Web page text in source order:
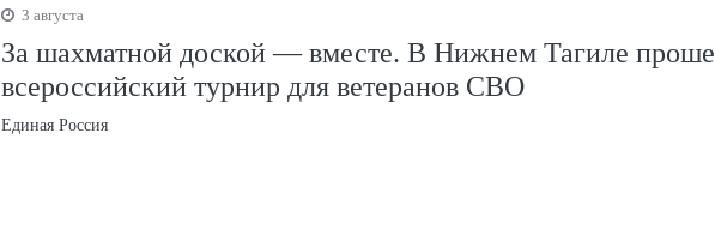
3 августа
За шахматной доской — вместе. В Нижнем Тагиле
всероссийский турнир для ветеранов СВО
Единая Россия